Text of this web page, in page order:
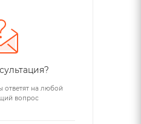
ответят на любой
вопрос